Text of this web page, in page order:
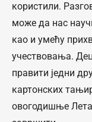
користили.
може да нас
као и умећу
учествовања.
правити једни
картонских
овогодишње